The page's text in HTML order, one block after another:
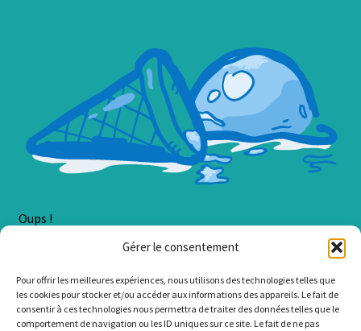
Gérer le consentement
Pour offrir les meilleures expériences, nous utilisons des technologies telles que
les cookies pour stocker et/ou accéder aux informations des appareils. Le fait de
consentir à ces technologies nous permettra de traiter des données telles que le
comportement de navigation ou les ID uniques sur ce site. Le fait de ne pas
Oups !
Une erreur est survenue lors du chargement du contenu.
Erreur :Cannot read property 'SortSelect' of undefined